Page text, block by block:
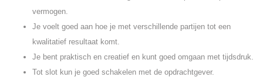
vermogen.
Je voelt goed aan hoe je met verschillende partijen tot een
kwalitatief resultaat komt.
Je bent praktisch en creatief en kunt goed omgaan met tijdsdruk.
Tot slot kun je goed schakelen met de opdrachtgever.